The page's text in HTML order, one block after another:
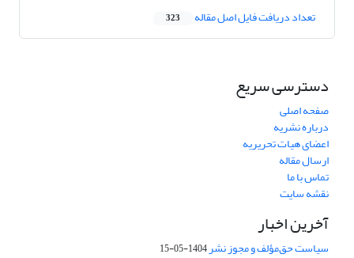
تعداد دریافت فایل اصل مقاله 323
دسترسی سریع
صفحه اصلی
درباره نشریه
اعضای هیات تحریریه
ارسال مقاله
تماس با ما
نقشه سایت
آخرین اخبار
سیاست حق‌مؤلف و مجوز نشر1404-05-15